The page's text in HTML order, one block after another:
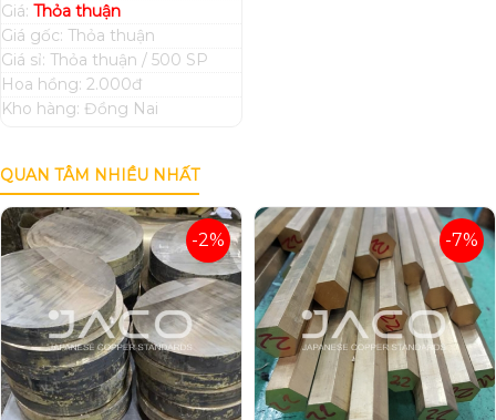
Giá: Thỏa thuận
Giá gốc: Thỏa thuận
Giá sỉ: Thỏa thuận / 500 SP
Hoa hồng: 2.000đ
Kho hàng: Đồng Nai
QUAN TÂM NHIỀU NHẤT
-2% -7%